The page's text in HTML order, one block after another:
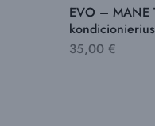
EVO – MANE
35,00 €